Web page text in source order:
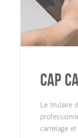
CAP
Le titulaire
carrelage